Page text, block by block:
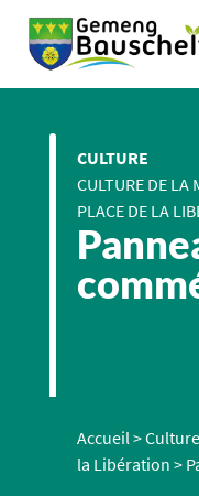
CULTURE
CULTURE DE LA
PLACE DE LA
Accueil>Culture
la Libération >